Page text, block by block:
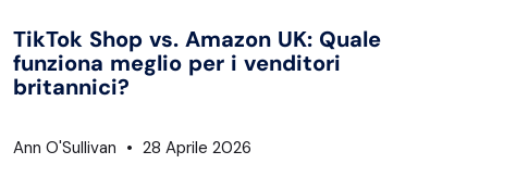
TikTok Shop vs. Amazon UK: Quale
funziona meglio per i venditori
britannici?
Ann O'Sullivan 28 Aprile 2026